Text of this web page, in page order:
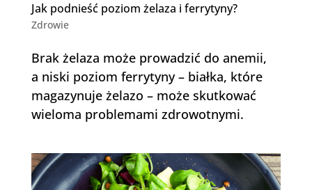
Jak podnieść poziom żelaza i ferrytyny?
Zdrowie
Brak żelaza może prowadzić do anemii,
a niski poziom ferrytyny – białka, które
magazynuje żelazo – może skutkować
wieloma problemami zdrowotnymi.